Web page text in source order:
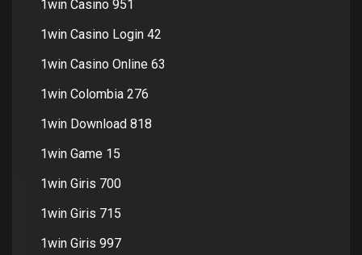
1win Casino 951
1win Casino Login 42
1win Casino Online 63
1win Colombia 276
1win Download 818
1win Game 15
1win Giris 700
1win Giris 715
1win Giris 997